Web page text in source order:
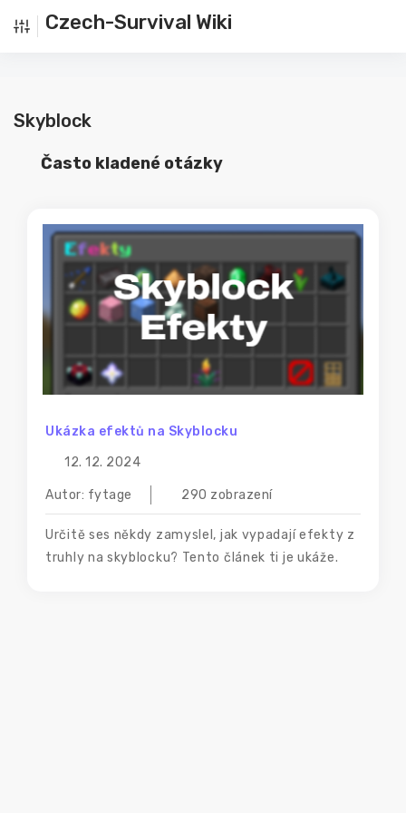
Czech-Survival Wiki
Skyblock
Často kladené otázky
Ukázka efektů na Skyblocku
12. 12. 2024
Autor: fytage 290 zobrazení
Určitě ses někdy zamyslel, jak vypadají efekty z
truhly na skyblocku? Tento článek ti je ukáže.